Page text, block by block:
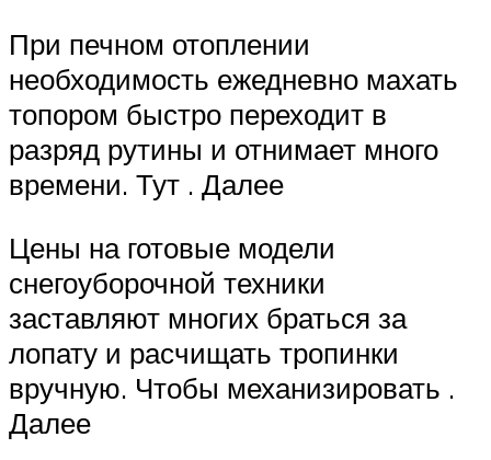
При печном отоплении
необходимость ежедневно махать
топором быстро переходит в
разряд рутины и отнимает много
времени. Тут . Далее
Цены на готовые модели
снегоуборочной техники
заставляют многих браться за
лопату и расчищать тропинки
вручную. Чтобы механизировать .
Далее